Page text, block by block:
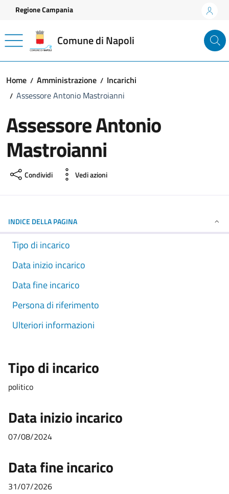
Vai ai contenuti
Vai al footer
Regione Campania
Comune di Napoli
Home Amministrazione
Incarichi
Assessore Antonio Mastroianni
Assessore Antonio
Mastroianni
Condividi Vedi azioni
INDICE DELLA PAGINA
Tipo di incarico
Data inizio incarico
Data fine incarico
Persona di riferimento
Ulteriori informazioni
Tipo di incarico
politico
Data inizio incarico
07/08/2024
Data fine incarico
31/07/2026